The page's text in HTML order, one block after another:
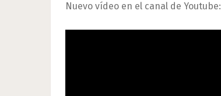
Nuevo vídeo en el canal de Youtube: